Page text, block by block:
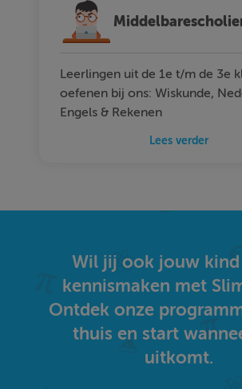
Leerlingen uit de 1e t/m de 3e
oefenen bij ons: Wiskunde,
Engels & Rekenen
Lees verder
Wil jij ook jouw
kennismaken met
Ontdek onze
thuis en start
uitkomt.